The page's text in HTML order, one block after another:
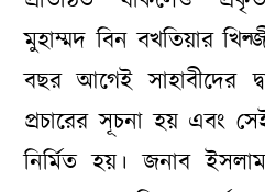
মুহাম্মদ বিন বখতিয়ার
বছর আগেই সাহাবীদের
প্রচারের সূচনা হয় এবং
নির্মিত হয়। জনাব